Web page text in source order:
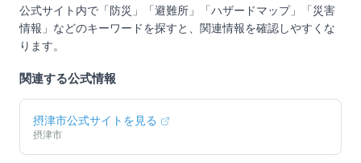
公式サイト内で「防災」「避難所」「ハザードマップ」「災害
情報」などのキーワードを探すと、関連情報を確認しやすくな
ります。
関連する公式情報
摂津市公式サイトを見る
摂津市